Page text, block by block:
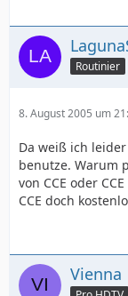
Routinier
8. August 2005 um
Da weiß ich
benutze. Warum
von CCE oder
CCE doch
Vienna